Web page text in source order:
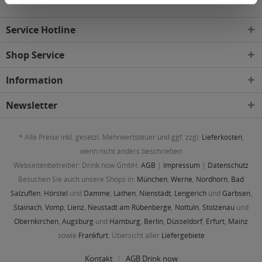
Service Hotline
Shop Service
Information
Newsletter
* Alle Preise inkl. gesetzl. Mehrwertsteuer und ggf. zzgl. Lieferkosten,
wenn nicht anders beschrieben
Webseitenbetreiber: Drink now GmbH: AGB | Impressum | Datenschutz
Besuchen Sie auch unsere Shops in: München, Werne, Nordhorn, Bad
Salzuflen, Hörstel und Damme, Lathen, Nienstädt, Lengerichund Garbsen,
Stainach, Vomp, Lienz, Neustadt am Rübenberge, Nottuln, Stolzenau und
Obernkirchen, Augsburg und Hamburg, Berlin, Düsseldorf, Erfurt, Mainz
sowie Frankfurt. Übersicht aller Liefergebiete
Kontakt AGB Drink now